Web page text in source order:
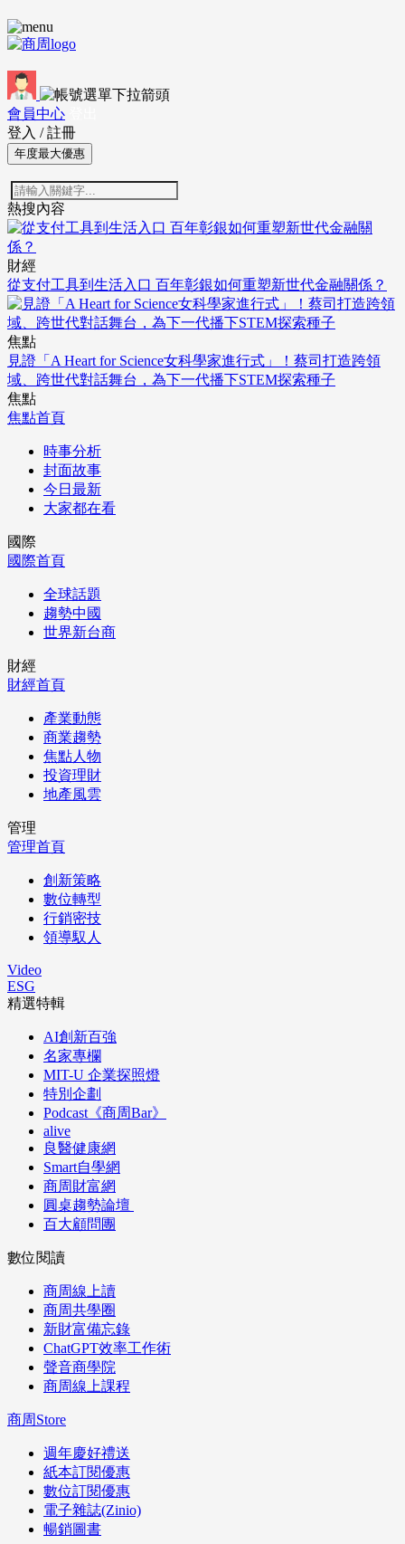
會員中心
登入 / 註冊
年度最大優惠
熱搜內容
財經
從支付工具到生活入口 百年彰銀如何重塑新世代金融關係？
焦點
見證「A Heart for Science女科學家進行式」！蔡司打造跨領
域、跨世代對話舞台，為下一代播下STEM探索種子
焦點
焦點首頁
時事分析
封面故事
今日最新
大家都在看
國際
國際首頁
全球話題
趨勢中國
世界新台商
財經
財經首頁
產業動態
商業趨勢
焦點人物
投資理財
地產風雲
管理
管理首頁
創新策略
數位轉型
行銷密技
領導馭人
Video
ESG
精選特輯
AI創新百強
名家專欄
MIT-U 企業探照燈
特別企劃
Podcast《商周Bar》
alive
良醫健康網
Smart自學網
商周財富網
圓桌趨勢論壇
百大顧問團
數位閱讀
商周線上讀
商周共學圈
新財富備忘錄
ChatGPT效率工作術
聲音商學院
商周線上課程
商周Store
週年慶好禮送
紙本訂閱優惠
數位訂閱優惠
電子雜誌(Zinio)
暢銷圖書